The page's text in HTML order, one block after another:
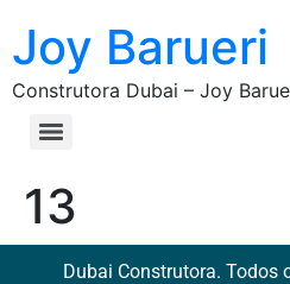
Joy Barueri
Construtora Dubai – Joy
13
Dubai Construtora. Todos